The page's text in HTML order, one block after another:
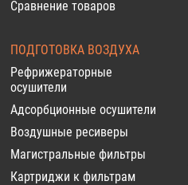
Сравнение товаров
ПОДГОТОВКА ВОЗДУХА
Рефрижераторные
осушители
Адсорбционные осушители
Воздушные ресиверы
Магистральные фильтры
Картриджи к фильтрам